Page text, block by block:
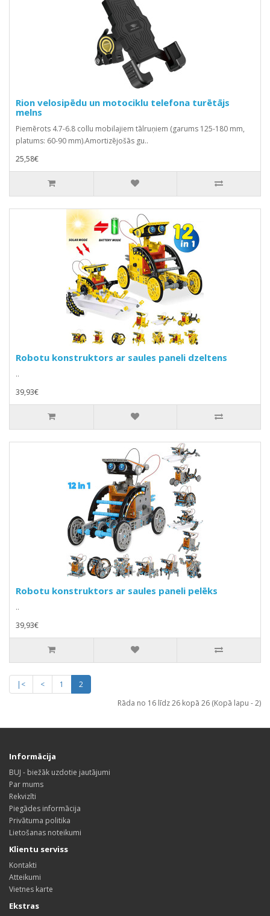
Rion velosipēdu un motociklu telefona turētājs
melns
Piemērots 4.7-6.8 collu mobilajiem tālruņiem (garums 125-180 mm,
platums: 60-90 mm).Amortizējošās gu..
25,58€
Robotu konstruktors ar saules paneli dzeltens
..
39,93€
Robotu konstruktors ar saules paneli pelēks
..
39,93€
|< < 1
2
Rāda no 16 līdz 26 kopā 26 (Kopā lapu - 2)
Informācija
BUJ - biežāk uzdotie jautājumi
Par mums
Rekvizīti
Piegādes informācija
Privātuma politika
Lietošanas noteikumi
Klientu serviss
Kontakti
Atteikumi
Vietnes karte
Ekstras